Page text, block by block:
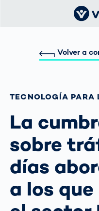
Volver a
TECNOLOGÍA PARA
La
sobre
días
a los